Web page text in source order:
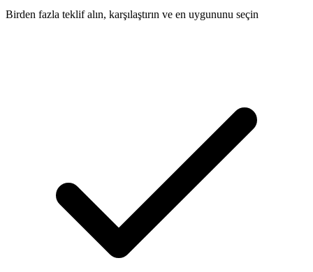
Birden fazla teklif alın, karşılaştırın ve en uygununu seçin